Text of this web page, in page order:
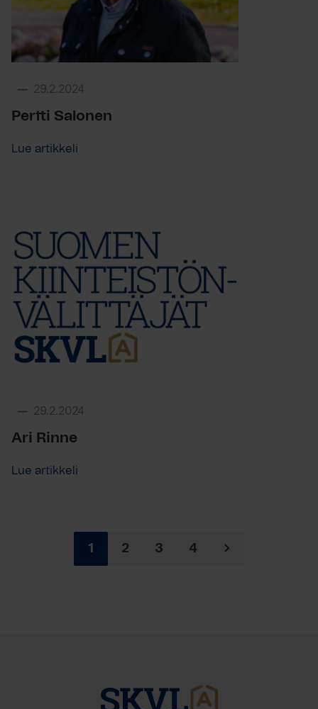
29.2.2024
Pertti Salonen
Lue artikkeli
29.2.2024
Ari Rinne
Lue artikkeli
1 2 3 4